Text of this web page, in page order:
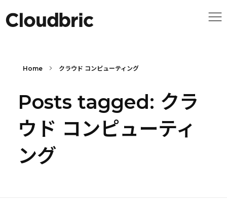
Home クラウド コンピューティング
Posts tagged: クラ
ウド コンピューティ
ング